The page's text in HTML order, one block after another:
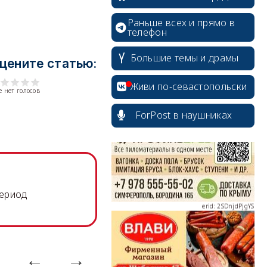
статью:
нет голосов
Раньше всех и прямо в
телефон
Большие темы и драмы
Живи по-севастопольски
ForPost в наушниках
erid: 2SDnjcrDNw6
erid: 2SDnjdPjgYS
erid: 2SDnjdvhGXG